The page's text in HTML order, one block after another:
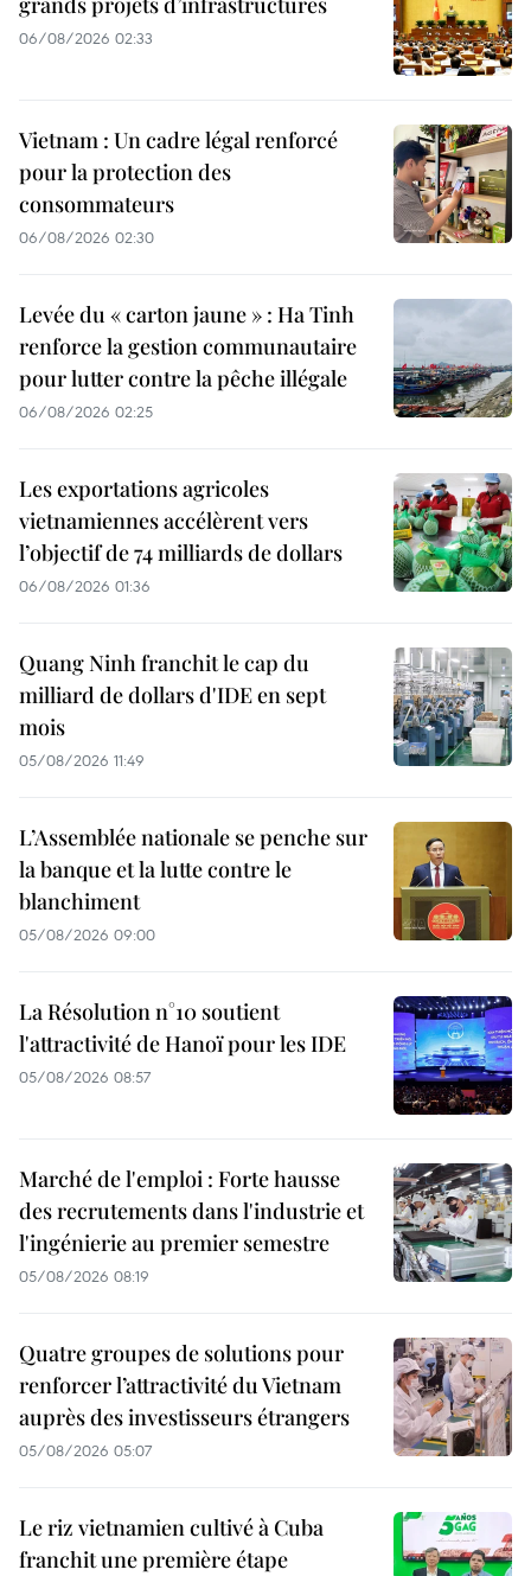
06/08/2026 02:33
Vietnam : Un cadre légal renforcé
pour la protection des
consommateurs
06/08/2026 02:30
Levée du « carton jaune » : Ha Tinh
renforce la gestion communautaire
pour lutter contre la pêche illégale
06/08/2026 02:25
Les exportations agricoles
vietnamiennes accélèrent vers
l’objectif de 74 milliards de dollars
06/08/2026 01:36
Quang Ninh franchit le cap du
milliard de dollars d'IDE en sept
mois
05/08/2026 11:49
L’Assemblée nationale se penche sur
la banque et la lutte contre le
blanchiment
05/08/2026 09:00
La Résolution n°10 soutient
l'attractivité de Hanoï pour les IDE
05/08/2026 08:57
Marché de l'emploi : Forte hausse
des recrutements dans l'industrie et
l'ingénierie au premier semestre
05/08/2026 08:19
Quatre groupes de solutions pour
renforcer l’attractivité du Vietnam
auprès des investisseurs étrangers
05/08/2026 05:07
Le riz vietnamien cultivé à Cuba
franchit une première étape